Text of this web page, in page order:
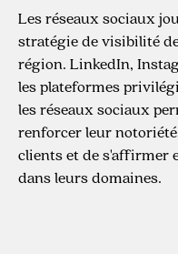
Les réseaux sociaux
stratégie de visibilité
région. LinkedIn,
les plateformes
les réseaux sociaux
renforcer leur
clients et de s'affirmer
dans leurs domaines.